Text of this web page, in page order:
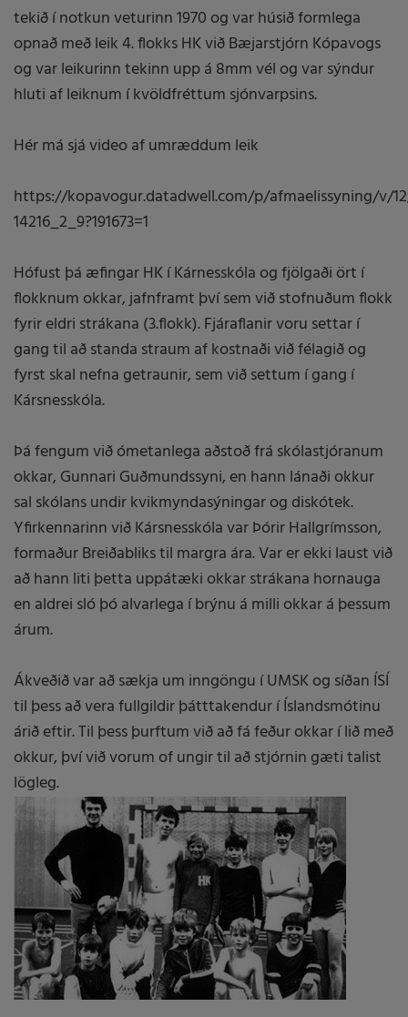
tekið í notkun veturinn 1970 og var húsið formlega
opnað með leik 4. flokks HK við Bæjarstjórn Kópavogs
og var leikurinn tekinn upp á 8mm vél og var sýndur
hluti af leiknum í kvöldfréttum sjónvarpsins.
Hér má sjá video af umræddum leik
https://kopavogur.datadwell.com/p/afmaelissyning/v/
14216_2_9?191673=1
Hófust þá æfingar HK í Kárnesskóla og fjölgaði ört í
flokknum okkar, jafnframt því sem við stofnuðum flokk
fyrir eldri strákana (3.flokk). Fjáraflanir voru settar í
gang til að standa straum af kostnaði við félagið og
fyrst skal nefna getraunir, sem við settum í gang í
Kársnesskóla.
Þá fengum við ómetanlega aðstoð frá skólastjóranum
okkar, Gunnari Guðmundssyni, en hann lánaði okkur
sal skólans undir kvikmyndasýningar og diskótek.
Yfirkennarinn við Kársnesskóla var Þórir Hallgrímsson,
formaður Breiðabliks til margra ára. Var er ekki laust við
að hann liti þetta uppátæki okkar strákana hornauga
en aldrei sló þó alvarlega í brýnu á milli okkar á þessum
árum.
Ákveðið var að sækja um inngöngu í UMSK og síðan ÍSÍ
til þess að vera fullgildir þátttakendur í Íslandsmótinu
árið eftir. Til þess þurftum við að fá feður okkar í lið með
okkur, því við vorum of ungir til að stjórnin gæti talist
lögleg.